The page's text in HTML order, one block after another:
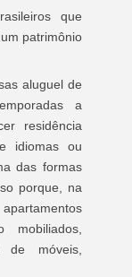
que
patrimônio
aluguel de
a
residência
idiomas ou
das formas
porque, na
de móveis,